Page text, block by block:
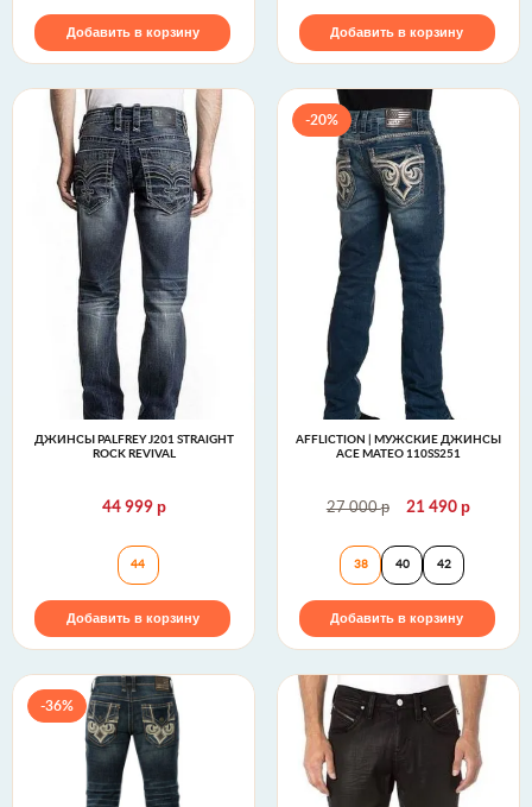
Добавить в корзину Добавить в корзину
ДЖИНСЫ PALFREY J201 STRAIGHT
ROCK REVIVAL
44 999 р
Джинсы PALFREY J201 STRAIGHT Rock Revival
44
Добавить в корзину
-20%
AFFLICTION | МУЖСКИЕ ДЖИНСЫ
ACE MATEO 110SS251
27 000р 21 490 р
Affliction |
38 40 42
Добавить в корзину
-36%